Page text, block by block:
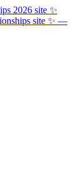
2026 site ✨
site ✨—